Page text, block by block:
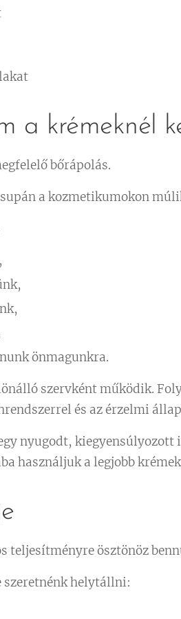
a krémeknél
bőrápolás.
a kozmetikumokon
önmagunkra.
szervként működik.
és az érzelmi
nyugodt, kiegyensúlyozott
használjuk a legjobb
teljesítményre ösztönöz
szeretnénk helytállni: